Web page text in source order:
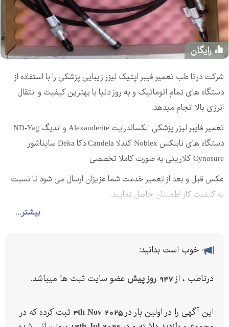
رایگان
بیشتر...
شرکت درتا طب تعمیر فیبر اپتیک لیزر زیبایی پزشکی را با استفاده از
دستگاه های تمام اتوماتیک و به روز دنیا با بهترین کیفیت و انتقال
انرژی بالا انجام میدهد.
تعمیر فایبر لیزر پزشکی الکساندرایت Alexanderite و اندیگ ND-Yag
دستگاه های نابلکس Noblex کندلا Candela دکا Deka سایناشور
Cynosure کلاریتی به صورت کاملا تخصصی
عکس قبل و بعد از تعمیر خدمت شما عزیزان ارسال می شود تا نسبت
به کیفیت کار اطمینان حاصل نمایید.
خوب است بدانید:
درتاطب ، از947 روز پیش عضو سایت ثبت ها میباشد.
این آگهی را در اولین بار در4th Nov 2025 ثبت کرده که در